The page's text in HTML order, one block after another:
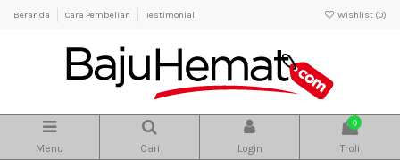
Beranda Cara Pembelian Testimonial Wishlist (0)
Menu Cari Login
0
Troli